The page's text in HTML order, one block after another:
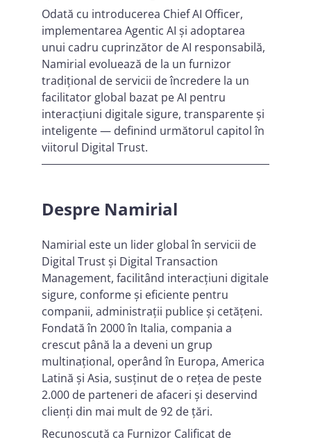
Odată cu introducerea Chief AI Officer,
implementarea Agentic AI și adoptarea
unui cadru cuprinzător de AI responsabilă,
Namirial evoluează de la un furnizor
tradițional de servicii de încredere la un
facilitator global bazat pe AI pentru
interacțiuni digitale sigure, transparente și
inteligente — definind următorul capitol în
viitorul Digital Trust.
Despre Namirial
Namirial este un lider global în servicii de
Digital Trust și Digital Transaction
Management, facilitând interacțiuni digitale
sigure, conforme și eficiente pentru
companii, administrații publice și cetățeni.
Fondată în 2000 în Italia, compania a
crescut până la a deveni un grup
multinațional, operând în Europa, America
Latină și Asia, susținut de o rețea de peste
2.000 de parteneri de afaceri și deservind
clienți din mai mult de 92 de țări.
Recunoscută ca Furnizor Calificat de